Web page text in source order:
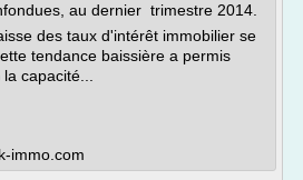
au dernier trimestre 2014.
des taux d'intérêt immobilier se
tendance baissière a permis
capacité...
immo.com